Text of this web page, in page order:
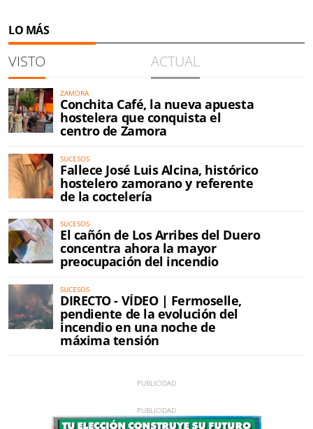
LO MÁS
VISTO ACTUAL
ZAMORA
Conchita Café, la nueva apuesta
hostelera que conquista el
centro de Zamora
SUCESOS
Fallece José Luis Alcina, histórico
hostelero zamorano y referente
de la coctelería
SUCESOS
El cañón de Los Arribes del Duero
concentra ahora la mayor
preocupación del incendio
SUCESOS
DIRECTO - VÍDEO | Fermoselle,
pendiente de la evolución del
incendio en una noche de
máxima tensión